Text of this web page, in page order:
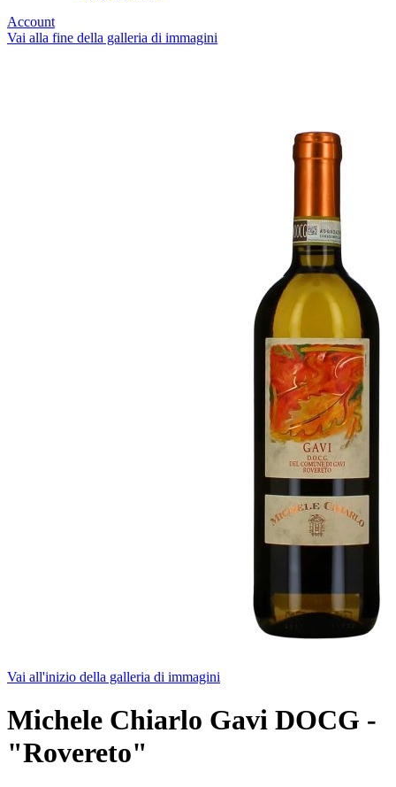
Account
Vai alla fine della galleria di immagini
Vai all'inizio della galleria di immagini
Michele Chiarlo Gavi DOCG -
"Rovereto"